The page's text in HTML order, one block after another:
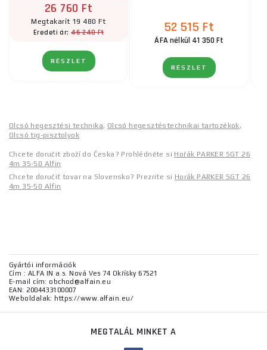
26 760 Ft
Megtakarít 19 480 Ft
Eredeti ár:46 240 Ft
RÉSZLET
52 515 Ft
ÁFA nélkül 41 350 Ft
RÉSZLET
Olcsó hegesztési technika, Olcsó hegesztéstechnikai tartozékok,
Olcsó tig-pisztolyok
Chcete doručit zboží do Česka? Prohlédněte si Hořák PARKER SGT 26
4m 35-50 Alfin
Chcete doručiť tovar na Slovensko? Prezrite si Horák PARKER SGT 26
4m 35-50 Alfin
Gyártói információk
Cím : ALFA IN a.s. Nová Ves 74 Okříšky 67521
E-mail cím: obchod@alfain.eu
EAN: 2004433100007
Weboldalak: https://www.alfain.eu/
MEGTALÁL MINKET A